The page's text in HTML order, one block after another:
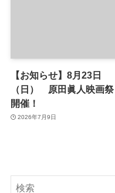
【お知らせ】8月23日
（日） 原田眞人映画
開催！
2026年7月9日